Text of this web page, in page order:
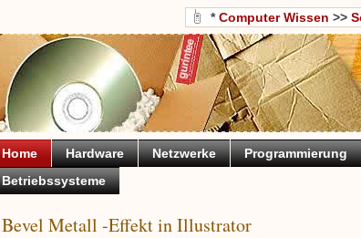
*Computer Wissen >>
Home Hardware Netzwerke
Programmierung
Betriebssysteme
Bevel Metall -Effekt in Illustrator